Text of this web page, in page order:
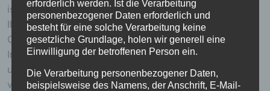
ist eine Technologie, mit welcher ihr Browser Daten auf
Ihrem Computer oder mobilen Gerät abspeichert.
Cookies sind Textdateien, welche über einen
Internetbrowser auf einem Computersystem abgelegt
und gespeichert werden. Sie können die Verwendung
von Cookies, LocalStorage und SessionStorage durch
erforderlich werden. Ist die Verarbeitung
personenbezogener Daten erforderlich und
besteht für eine solche Verarbeitung keine
gesetzliche Grundlage, holen wir generell eine
Einwilligung der betroffenen Person ein.
Die Verarbeitung personenbezogener Daten,
beispielsweise des Namens, der Anschrift, E-Mail-